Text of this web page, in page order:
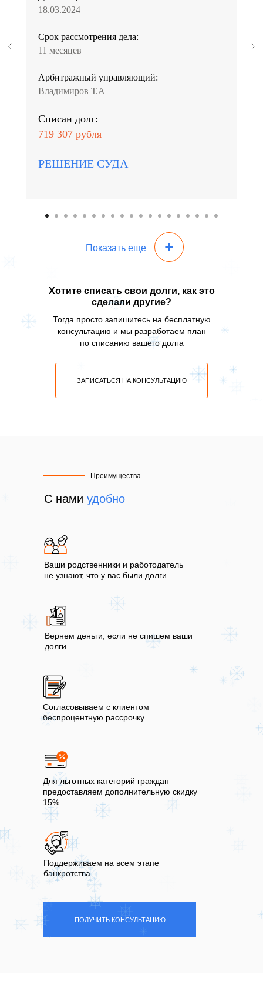
18.03.2024
Срок рассмотрения дела:
11 месяцев
Арбитражный управляющий:
Владимиров Т.А
Списан долг:
719 307 рубля
РЕШЕНИЕ СУДА
ЗАПИСАТЬСЯ НА КОНСУЛЬТАЦИЮ
Тогда просто запишитесь на бесплатную
консультацию и мы разработаем план
по списанию вашего долга
Хотите списать свои долги, как это
сделали другие?
Показать еще
С нами удобно
Преимущества
ПОЛУЧИТЬ КОНСУЛЬТАЦИЮ
Поддерживаем на всем этапе
банкротства
Дляльготных категорий граждан
предоставляем дополнительную скидку
15%
Согласовываем с клиентом
беспроцентную рассрочку
Вернем деньги, если не спишем ваши
долги
Ваши родственники и работодатель
не узнают, что у вас были долги